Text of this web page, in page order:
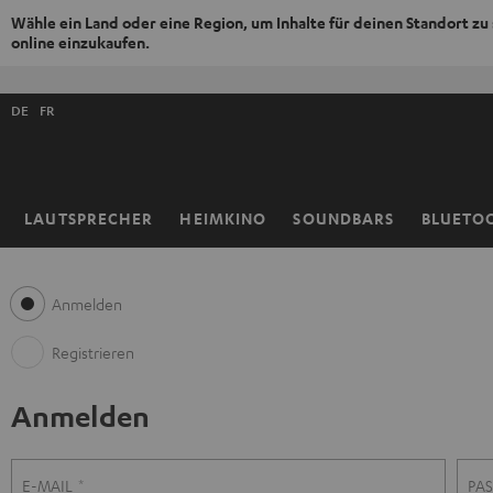
Wähle ein Land oder eine Region, um Inhalte für deinen Standort zu
online einzukaufen.
LAUTSPRECHER HEIMKINO SOUNDBARS
Shopsprache
DE FR
Startseite
Anmelden
Registrieren
Anmelden
E-MAIL